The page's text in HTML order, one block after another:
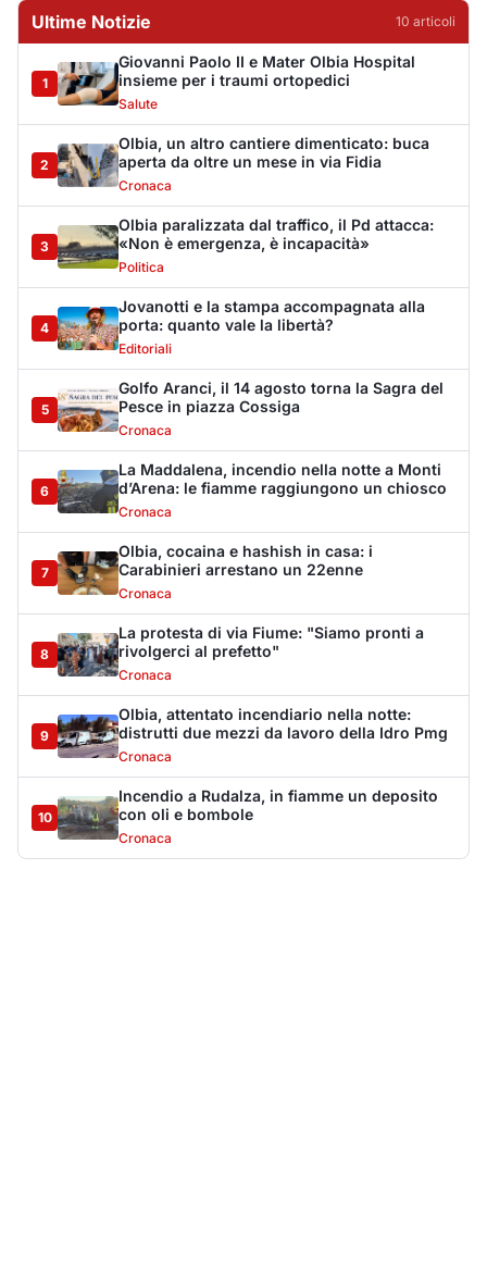
Ultime Notizie 10 articoli
1
Giovanni Paolo II e Mater Olbia Hospital
insieme per i traumi ortopedici
Salute
2
Olbia, un altro cantiere dimenticato: buca
aperta da oltre un mese in via Fidia
Cronaca
3
Olbia paralizzata dal traffico, il Pd attacca:
«Non è emergenza, è incapacità»
Politica
4
Jovanotti e la stampa accompagnata alla
porta: quanto vale la libertà?
Editoriali
5
Golfo Aranci, il 14 agosto torna la Sagra del
Pesce in piazza Cossiga
Cronaca
6
La Maddalena, incendio nella notte a Monti
d’Arena: le fiamme raggiungono un chiosco
Cronaca
7
Olbia, cocaina e hashish in casa: i
Carabinieri arrestano un 22enne
Cronaca
8
La protesta di via Fiume: "Siamo pronti a
rivolgerci al prefetto"
Cronaca
9
Olbia, attentato incendiario nella notte:
distrutti due mezzi da lavoro della Idro Pmg
Cronaca
10
Incendio a Rudalza, in fiamme un deposito
con oli e bombole
Cronaca